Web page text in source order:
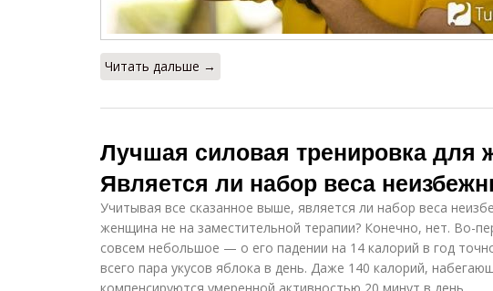
Читать дальше →
Лучшая силовая тренировка для
Является ли набор веса
Учитывая все сказанное выше, является ли набор веса
женщина не на заместительной терапии? Конечно, нет. Во-
совсем небольшое — о его падении на 14 калорий в год
всего пара укусов яблока в день. Даже 140 калорий,